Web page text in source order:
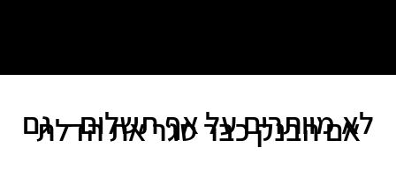
לא מוותרים על אף תשלום – גם
אם הבנק כבר סגר את הדלת